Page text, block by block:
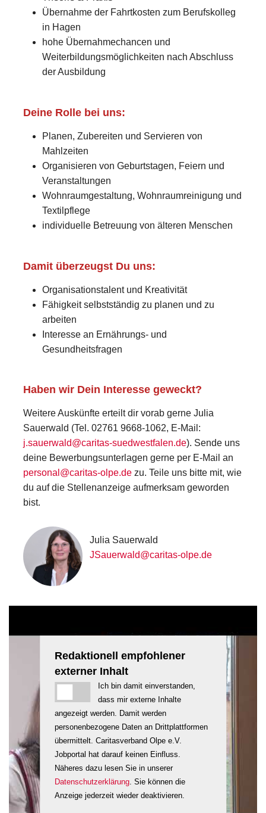
Übernahme der Fahrtkosten zum Berufskolleg
in Hagen
hohe Übernahmechancen und
Weiterbildungsmöglichkeiten nach Abschluss
der Ausbildung
Deine Rolle bei uns:
Planen, Zubereiten und Servieren von
Mahlzeiten
Organisieren von Geburtstagen, Feiern und
Veranstaltungen
Wohnraumgestaltung, Wohnraumreinigung und
Textilpflege
individuelle Betreuung von älteren Menschen
Damit überzeugst Du uns:
Organisationstalent und Kreativität
Fähigkeit selbstständig zu planen und zu
arbeiten
Interesse an Ernährungs- und
Gesundheitsfragen
Haben wir Dein Interesse geweckt?
Weitere Auskünfte erteilt dir vorab gerne Julia
Sauerwald (Tel. 02761 9668-1062, E-Mail:
j.sauerwald@caritas-suedwestfalen.de). Sende uns
deine Bewerbungsunterlagen gerne per E-Mail an
personal@caritas-olpe.de zu. Teile uns bitte mit, wie
du auf die Stellenanzeige aufmerksam geworden
bist.
Julia Sauerwald
JSauerwald@caritas-olpe.de
Redaktionell empfohlener
externer Inhalt
Ich bin damit einverstanden,
dass mir externe Inhalte
angezeigt werden. Damit werden
personenbezogene Daten an Drittplattformen
übermittelt. Caritasverband Olpe e.V.
Jobportal hat darauf keinen Einfluss.
Näheres dazu lesen Sie in unserer
Datenschutzerklärung . Sie können die
Anzeige jederzeit wieder deaktivieren.